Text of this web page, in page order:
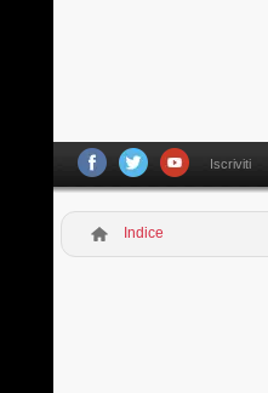
Iscriviti
Indice